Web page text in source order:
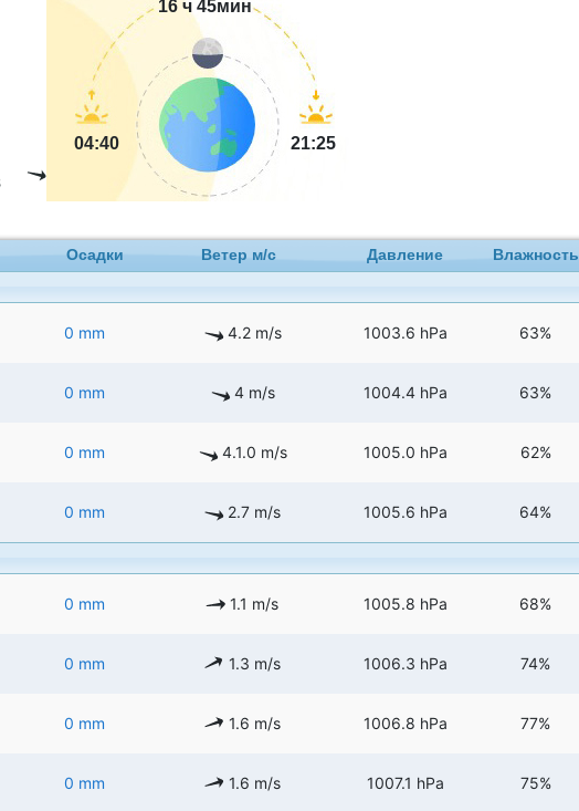
16 ч 45мин
04:40 21:25
Осадки Ветер м/с Давление Влажность
0 mm 4.2 m/s 1003.6 hPa 63%
0 mm 4 m/s 1004.4 hPa 63%
0 mm 4.1.0 m/s 1005.0 hPa 62%
0 mm 2.7 m/s 1005.6 hPa 64%
0 mm 1.1 m/s 1005.8 hPa 68%
0 mm 1.3 m/s 1006.3 hPa 74%
0 mm 1.6 m/s 1006.8 hPa 77%
0 mm 1.6 m/s 1007.1 hPa 75%